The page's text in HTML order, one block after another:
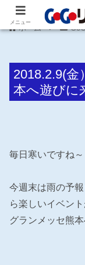
住まいの困った
ホーム
2018.2.9(
本へ遊びに
毎日寒いですね～
今週末は雨の予
ら楽しいイベン
グランメッセ熊
メニュー